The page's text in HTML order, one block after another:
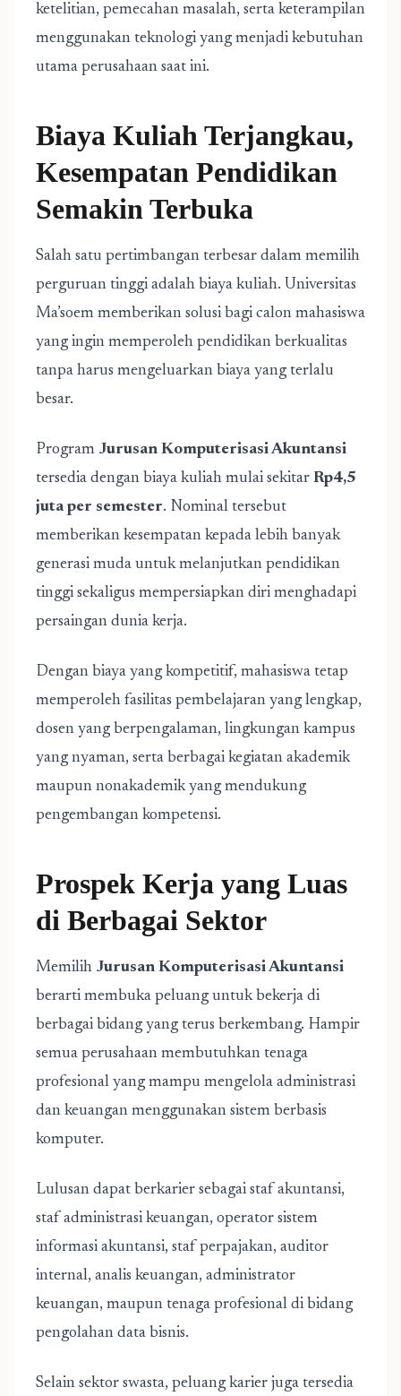
ketelitian, pemecahan masalah, serta keterampilan
menggunakan teknologi yang menjadi kebutuhan
utama perusahaan saat ini.
Biaya Kuliah Terjangkau,
Kesempatan Pendidikan
Semakin Terbuka
Salah satu pertimbangan terbesar dalam memilih
perguruan tinggi adalah biaya kuliah. Universitas
Ma’soem memberikan solusi bagi calon mahasiswa
yang ingin memperoleh pendidikan berkualitas
tanpa harus mengeluarkan biaya yang terlalu
besar.
Program Jurusan Komputerisasi Akuntansi
tersedia dengan biaya kuliah mulai sekitar Rp4,5
juta per semester. Nominal tersebut
memberikan kesempatan kepada lebih banyak
generasi muda untuk melanjutkan pendidikan
tinggi sekaligus mempersiapkan diri menghadapi
persaingan dunia kerja.
Dengan biaya yang kompetitif, mahasiswa tetap
memperoleh fasilitas pembelajaran yang lengkap,
dosen yang berpengalaman, lingkungan kampus
yang nyaman, serta berbagai kegiatan akademik
maupun nonakademik yang mendukung
pengembangan kompetensi.
Prospek Kerja yang Luas
di Berbagai Sektor
Memilih Jurusan Komputerisasi Akuntansi
berarti membuka peluang untuk bekerja di
berbagai bidang yang terus berkembang. Hampir
semua perusahaan membutuhkan tenaga
profesional yang mampu mengelola administrasi
dan keuangan menggunakan sistem berbasis
komputer.
Lulusan dapat berkarier sebagai staf akuntansi,
staf administrasi keuangan, operator sistem
informasi akuntansi, staf perpajakan, auditor
internal, analis keuangan, administrator
keuangan, maupun tenaga profesional di bidang
pengolahan data bisnis.
Selain sektor swasta, peluang karier juga tersedia